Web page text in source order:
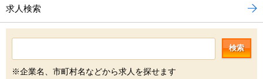
求人検索
検索
※企業名、市町村名などから求人を探せます